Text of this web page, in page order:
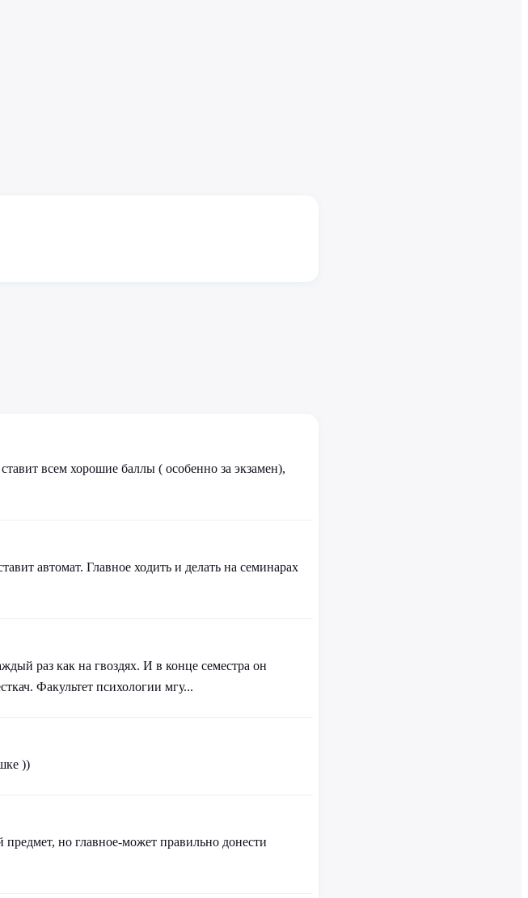
всем хорошие баллы ( особенно за экзамен),
автомат. Главное ходить и делать на семинарах
раз как на гвоздях. И в конце семестра он
Факультет психологии мгу...
))
но главное-может правильно донести